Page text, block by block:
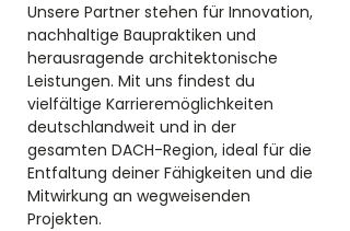
Unsere Partner stehen für Innovation,
nachhaltige Baupraktiken und
herausragende architektonische
Leistungen. Mit uns findest du
vielfältige Karrieremöglichkeiten
deutschlandweit und in der
gesamten DACH-Region, ideal für die
Entfaltung deiner Fähigkeiten und die
Mitwirkung an wegweisenden
Projekten.